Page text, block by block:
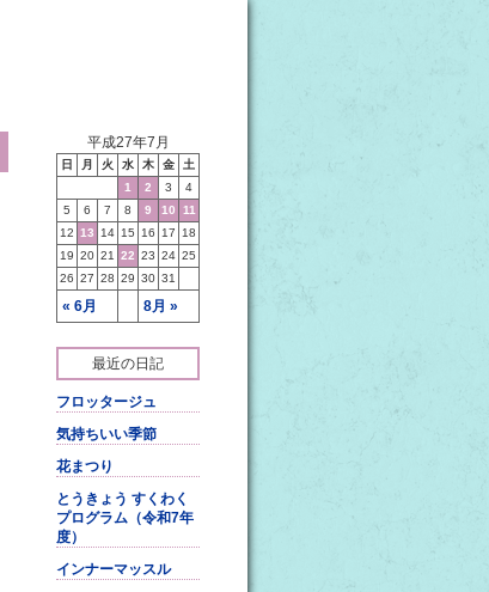
平成27年7月
日 月 火 水 木 金 土
« 6月 8月 »
1 2 3
4
5
6 7 8 9 10
11
12 13 14 15 16 17
18
19 20 21 22 23 24 25
26 27 28 29 30 31
最近の日記
フロッタージュ
気持ちいい季節
花まつり
とうきょう すくわく
プログラム（令和7年
度）
インナーマッスル